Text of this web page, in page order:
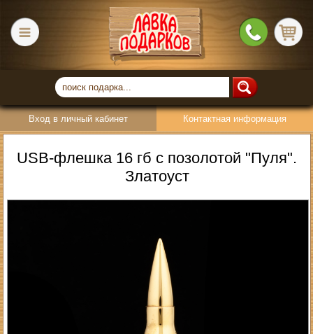
Вход в личный кабинет Контактная информация
USB-флешка 16 гб с позолотой "Пуля".
Златоуст